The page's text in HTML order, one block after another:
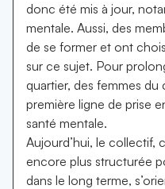
donc été mis à jour,
mentale. Aussi, des
de se former et ont
sur ce sujet. Pour
quartier, des femmes
première ligne de prise
santé mentale.
Aujourd’hui, le collectif,
encore plus structurée
dans le long terme,